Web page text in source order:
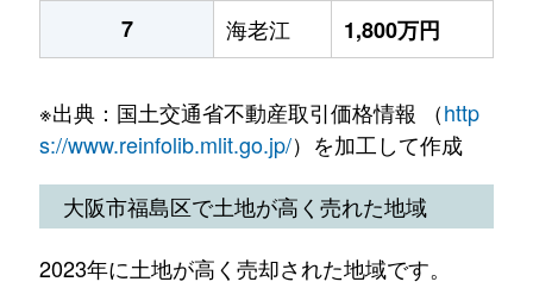
7
海老江 1,800万円
※出典：国土交通省不動産取引価格情報 （http
s://www.reinfolib.mlit.go.jp/）を加工して作成
大阪市福島区で土地が高く売れた地域
2023年に土地が高く売却された地域です。